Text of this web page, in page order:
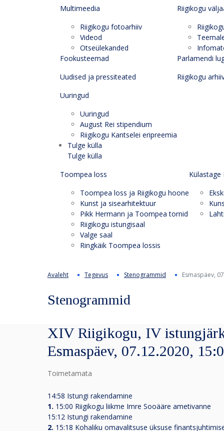
Multimeedia
Riigikogu fotoarhiiv
Videod
Otseülekanded
Fookusteemad
Uudised ja pressiteated
Uuringud
Uuringud
August Rei stipendium
Riigikogu Kantselei eripreemia
Riigikogu
Parlamendi
Riigikogu
Tulge külla
Tulge külla
Toompea loss
Toompea loss ja Riigikogu hoone
Kunst ja sisearhitektuur
Pikk Hermann ja Toompea tornid
Riigikogu istungisaal
Valge saal
Ringkäik Toompea lossis
Külastage
Avaleht Tegevus Stenogrammid Esmaspäev,
Stenogrammid
XIV Riigikogu, IV
Esmaspäev, 07.12.2020,
Toimetamata
14:58 Istungi rakendamine
1. 15:00 Riigikogu liikme Imre Sooääre ametivanne
15:12 Istungi rakendamine
2. 15:18 Kohaliku omavalitsuse üksuse